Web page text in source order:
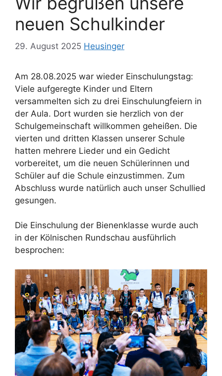
neuen Schulkinder
29. August 2025 Heusinger
Am 28.08.2025 war wieder Einschulungstag:
Viele aufgeregte Kinder und Eltern
versammelten sich zu drei Einschulungfeiern in
der Aula. Dort wurden sie herzlich von der
Schulgemeinschaft willkommen geheißen. Die
vierten und dritten Klassen unserer Schule
hatten mehrere Lieder und ein Gedicht
vorbereitet, um die neuen Schülerinnen und
Schüler auf die Schule einzustimmen. Zum
Abschluss wurde natürlich auch unser Schullied
gesungen.
Die Einschulung der Bienenklasse wurde auch
in der Kölnischen Rundschau ausführlich
besprochen: